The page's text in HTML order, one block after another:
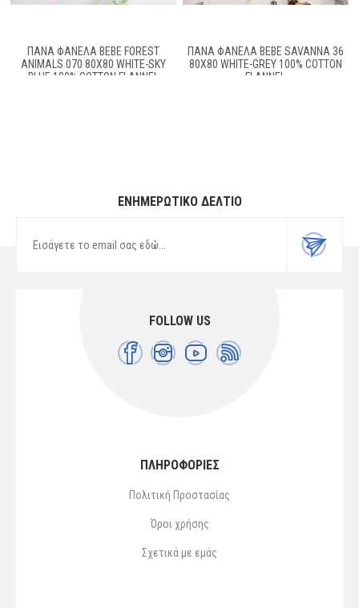
ΠΆΝΑ ΦΑΝΈΛΑ BEBE FOREST
ANIMALS 070 80X80 WHITE-SKY
BLUE 100% COTTON FLANNEL
ΠΆΝΑ ΦΑΝΈΛΑ BEBE SAVANNA 36
80X80 WHITE-GREY 100% COTTON
FLANNEL
ΕΝΗΜΕΡΩΤΙΚΌ ΔΕΛΤΊΟ
FOLLOW US
ΠΛΗΡΟΦΟΡΙΕΣ
Πολιτική Προστασίας
Όροι χρήσης
Σχετικά με εμάς